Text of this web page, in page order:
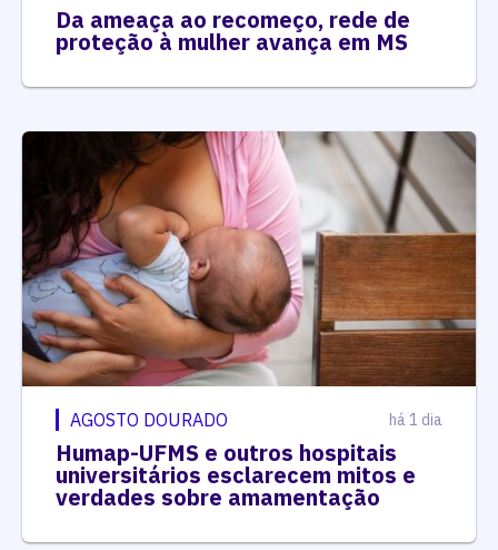
Da ameaça ao recomeço, rede de
proteção à mulher avança em MS
AGOSTO DOURADO há 1 dia
Humap-UFMS e outros hospitais
universitários esclarecem mitos e
verdades sobre amamentação